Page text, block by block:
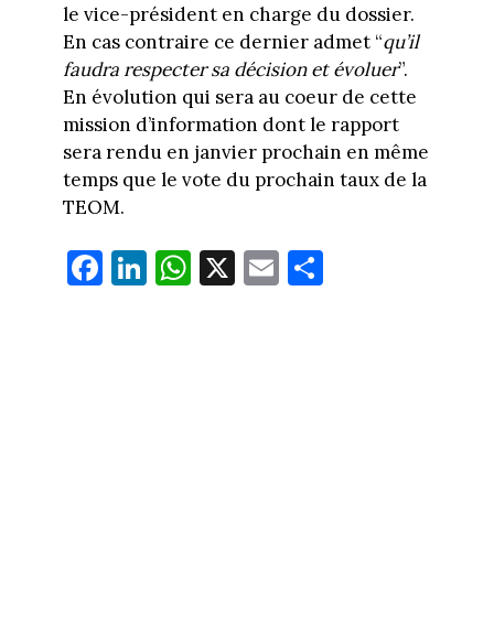
le vice-président en charge du dossier.
En cas contraire ce dernier admet “qu’il
faudra respecter sa décision et évoluer”.
En évolution qui sera au coeur de cette
mission d’information dont le rapport
sera rendu en janvier prochain en même
temps que le vote du prochain taux de la
TEOM.
Fa
ce
Li
nk
W
ha
X E
m
Pa